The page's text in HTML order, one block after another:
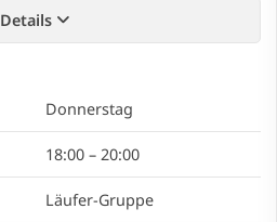
Details
Donnerstag
18:00 – 20:00
Läufer-Gruppe